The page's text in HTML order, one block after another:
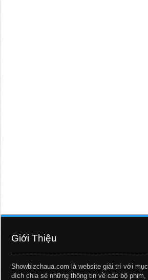
Giới Thiệu
Showbizchaua.com là website giải trí với mục
đích chia sẻ những thông tin về các bộ phim,